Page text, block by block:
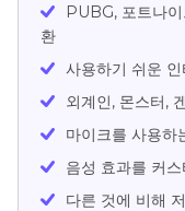
PUBG, 포트나
환
사용하기 쉬운
외계인, 몬스터,
마이크를 사용하
음성 효과를 커
다른 것에 비해